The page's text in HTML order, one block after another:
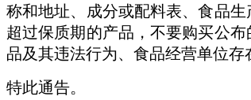
称和地址、成分或配料表、食品
超过保质期的产品，不要购买公
品及其违法行为、食品经营单位存
特此通告。